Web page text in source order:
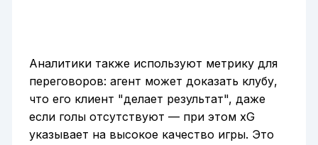
Аналитики также используют метрику для
переговоров: агент может доказать клубу,
что его клиент "делает результат", даже
если голы отсутствуют — при этом xG
указывает на высокое качество игры. Это